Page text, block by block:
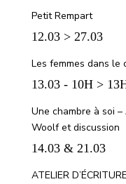
Petit Rempart
12.03 > 27.03
Les femmes dans le
13.03 - 10H >
Une chambre à soi
Woolf et discussion
14.03 & 21.03
ATELIER